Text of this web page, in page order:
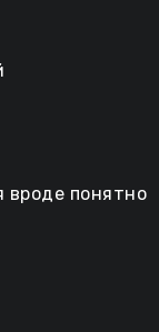
вроде понятно